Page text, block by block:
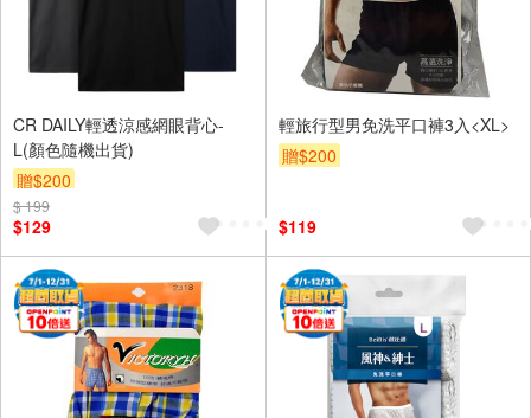
CR DAILY輕透涼感網眼背心-
L(顏色隨機出貨)
贈$200
$ 199
$129
輕旅行型男免洗平口褲3入<XL>
贈$200
$119